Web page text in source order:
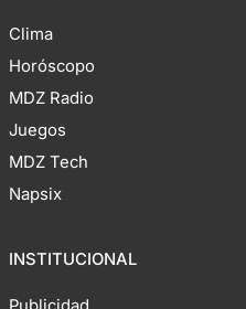
Clima
Horóscopo
MDZ Radio
Juegos
MDZ Tech
Napsix
INSTITUCIONAL